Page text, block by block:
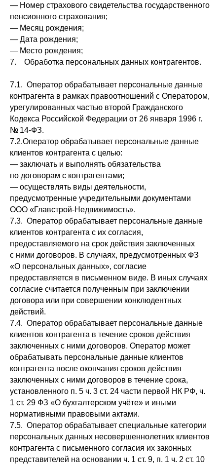
— Номер страхового свидетельства государственного
пенсионного страхования;
— Месяц рождения;
— Дата рождения;
— Место рождения;
7. Обработка персональных данных контрагентов.
7.1. Оператор обрабатывает персональные данные
контрагента в рамках правоотношений с Оператором,
урегулированных частью второй Гражданского
Кодекса Российской Федерации от 26 января 1996 г.
№ 14-ФЗ.
7.2.Оператор обрабатывает персональные данные
клиентов контрагента с целью:
— заключать и выполнять обязательства
по договорам с контрагентами;
— осуществлять виды деятельности,
предусмотренные учредительными документами
ООО «Главстрой-Недвижимость».
7.3. Оператор обрабатывает персональные данные
клиентов контрагента с их согласия,
предоставляемого на срок действия заключенных
с ними договоров. В случаях, предусмотренных ФЗ
«О персональных данных», согласие
предоставляется в письменном виде. В иных случаях
согласие считается полученным при заключении
договора или при совершении конклюдентных
действий.
7.4. Оператор обрабатывает персональные данные
клиентов контрагента в течение сроков действия
заключенных с ними договоров. Оператор может
обрабатывать персональные данные клиентов
контрагента после окончания сроков действия
заключенных с ними договоров в течение срока,
установленного п. 5 ч. 3 ст. 24 части первой НК РФ, ч.
1 ст. 29 ФЗ «О бухгалтерском учёте» и иными
нормативными правовыми актами.
7.5. Оператор обрабатывает специальные категории
персональных данных несовершеннолетних клиентов
контрагента с письменного согласия их законных
представителей на основании ч. 1 ст. 9, п. 1 ч. 2 ст. 10